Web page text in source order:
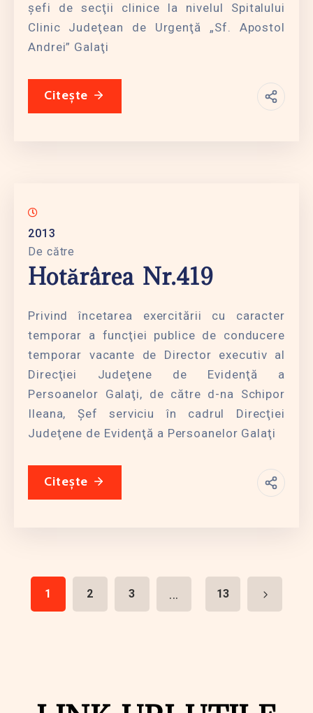
şefi de secţii clinice la nivelul Spitalului
Clinic Judeţean de Urgenţă „Sf. Apostol
Andrei” Galaţi
Citește
2013
De către
Hotărârea Nr.419
Privind încetarea exercitării cu caracter
temporar a funcţiei publice de conducere
temporar vacante de Director executiv al
Direcţiei Judeţene de Evidenţă a
Persoanelor Galaţi, de către d-na Schipor
Ileana, Şef serviciu în cadrul Direcţiei
Judeţene de Evidenţă a Persoanelor Galaţi
Citește
1 2 3 ... 13